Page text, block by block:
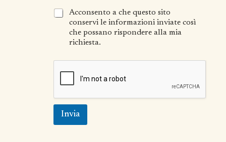
Acconsento a che questo sito
conservi le informazioni inviate così
che possano rispondere alla mia
richiesta.
Invia